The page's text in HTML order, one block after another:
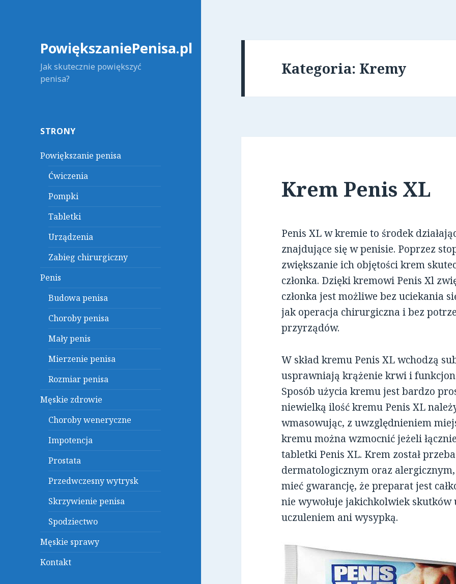
PowiększaniePenisa.pl
Jak skutecznie powiększyć
penisa?
STRONY
Powiększanie penisa
Ćwiczenia
Pompki
Tabletki
Urządzenia
Zabieg chirurgiczny
Penis
Budowa penisa
Choroby penisa
Mały penis
Mierzenie penisa
Rozmiar penisa
Męskie zdrowie
Choroby weneryczne
Impotencja
Prostata
Przedwczesny wytrysk
Skrzywienie penisa
Spodziectwo
Męskie sprawy
Kontakt
Kategoria: Kremy
Krem Penis XL
Penis XL w kremie to środek
znajdujące się w penisie. Poprzez
zwiększanie ich objętości krem
członka. Dzięki kremowi Penis Xl
członka jest możliwe bez uciekania
jak operacja chirurgiczna i bez
przyrządów.
W skład kremu Penis XL wchodzą
usprawniają krążenie krwi i
Sposób użycia kremu jest bardzo
niewielką ilość kremu Penis XL
wmasowując, z uwzględnieniem
kremu można wzmocnić jeżeli
tabletki Penis XL. Krem został
dermatologicznym oraz
mieć gwarancję, że preparat jest
nie wywołuje jakichkolwiek skutków
uczuleniem ani wysypką.